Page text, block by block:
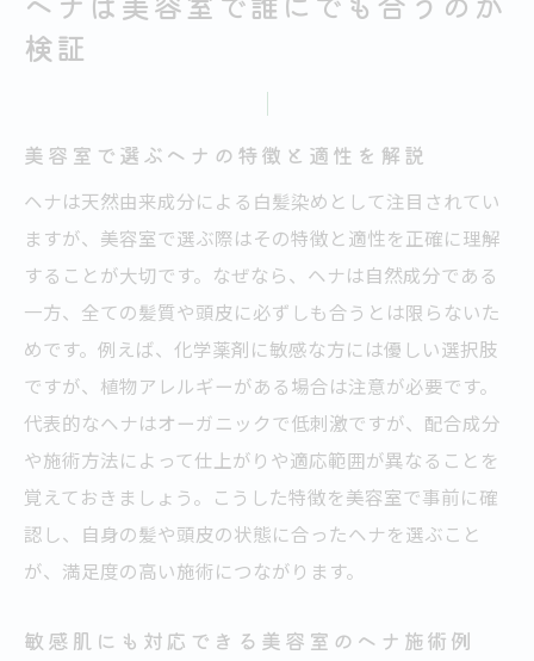
美容室のヘナ施術で気をつけたい頭皮ケア
口コミから見る敏感肌対応美容室の実力
美容室での白髪染めとヘナの比較ポイント
オーガニック白髪染めを美容室で選ぶ理由
美容室でオーガニック白髪染めが支持され
る訳
ヘナ100パーセントの効果を美容室で体験
白髪染めに強い美容室のオーガニック施術
例
美容室の選び方で変わるヘナの仕上がり
美容室で叶える自然派ヘナカラーの魅力
検証
美容室で選ぶヘナの特徴と適性を解説
ヘナは天然由来成分による白髪染めとして注目されてい
ますが、美容室で選ぶ際はその特徴と適性を正確に理解
することが大切です。なぜなら、ヘナは自然成分である
一方、全ての髪質や頭皮に必ずしも合うとは限らないた
めです。例えば、化学薬剤に敏感な方には優しい選択肢
ですが、植物アレルギーがある場合は注意が必要です。
代表的なヘナはオーガニックで低刺激ですが、配合成分
や施術方法によって仕上がりや適応範囲が異なることを
覚えておきましょう。こうした特徴を美容室で事前に確
認し、自身の髪や頭皮の状態に合ったヘナを選ぶこと
が、満足度の高い施術につながります。
敏感肌にも対応できる美容室のヘナ施術例